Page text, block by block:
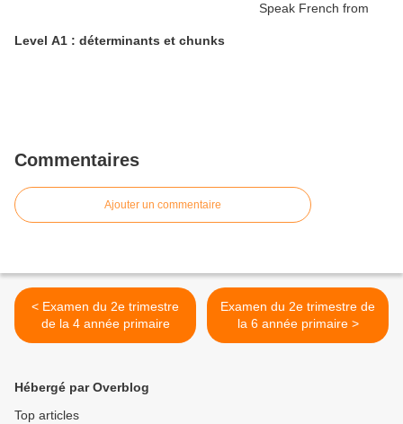
Level A1 : déterminants et chunks
Commentaires
Ajouter un commentaire
< Examen du 2e trimestre
de la 4 année primaire
Examen du 2e trimestre de
la 6 année primaire >
Hébergé par Overblog
Top articles